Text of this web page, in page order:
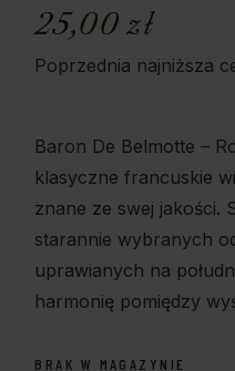
25,00zł
Poprzednia najniższa
Baron De Belmotte –
klasyczne francuskie
znane ze swej jakości.
starannie wybranych
uprawianych na
harmonię pomiędzy
BRAK W MAGAZYNIE